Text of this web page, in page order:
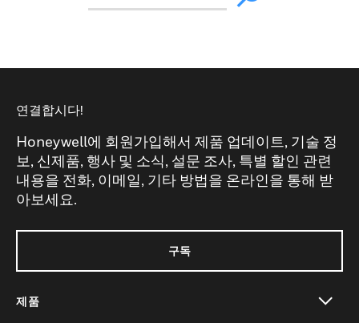
연결합시다!
Honeywell에 회원가입해서 제품 업데이트, 기술 정
보, 신제품, 행사 및 소식, 설문 조사, 특별 할인 관련
내용을 전화, 이메일, 기타 방법을 온라인을 통해 받
아보세요.
구독
제품